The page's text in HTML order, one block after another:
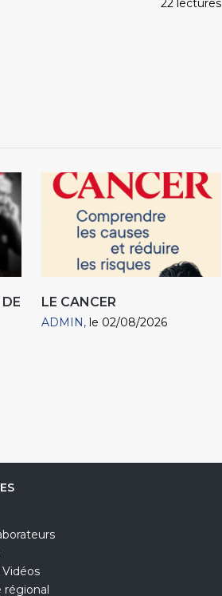
LE CANCER
ADMIN le 02/08/2026
régional